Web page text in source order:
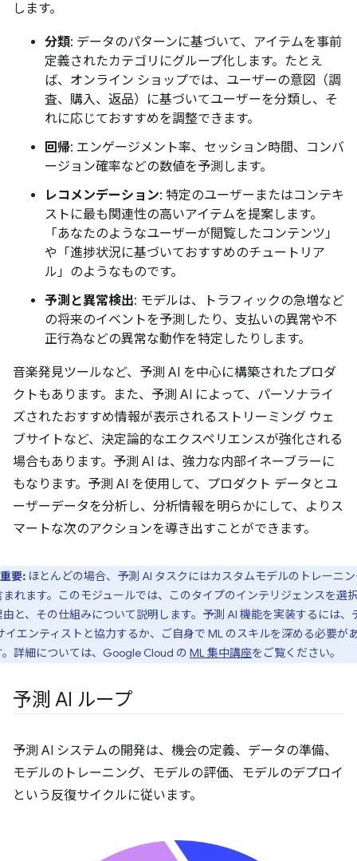
します。
分類: データのパターンに基づいて、アイテムを事前
定義されたカテゴリにグループ化します。たとえ
ば、オンライン ショップでは、ユーザーの意図（調
査、購入、返品）に基づいてユーザーを分類し、そ
れに応じておすすめを調整できます。
回帰: エンゲージメント率、セッション時間、コンバ
ージョン確率などの数値を予測します。
レコメンデーション: 特定のユーザーまたはコンテキ
ストに最も関連性の高いアイテムを提案します。
「あなたのようなユーザーが閲覧したコンテンツ」
や「進捗状況に基づいておすすめのチュートリア
ル」のようなものです。
予測と異常検出: モデルは、トラフィックの急増など
の将来のイベントを予測したり、支払いの異常や不
正行為などの異常な動作を特定したりします。
音楽発見ツールなど、予測 AI を中心に構築されたプロダ
クトもあります。また、予測 AI によって、パーソナライ
ズされたおすすめ情報が表示されるストリーミング ウェ
ブサイトなど、決定論的なエクスペリエンスが強化される
場合もあります。予測 AI は、強力な内部イネーブラーに
もなります。予測 AI を使用して、プロダクト データとユ
ーザーデータを分析し、分析情報を明らかにして、よりス
マートな次のアクションを導き出すことができます。
重要: ほとんどの場合、予測 AI タスクにはカスタムモデルのトレーニ
まれます。このモジュールでは、このタイプのインテリジェンスを選
と、その仕組みについて説明します。 予測 AI 機能を実装するには、
イエンティストと協力するか、ご自身で ML のスキルを深める必要が
。詳細については、Google Cloud の ML 集中講座をご覧ください。
予測 AI ループ
予測 AI システムの開発は、機会の定義、データの準備、
モデルのトレーニング、モデルの評価、モデルのデプロイ
という反復サイクルに従います。